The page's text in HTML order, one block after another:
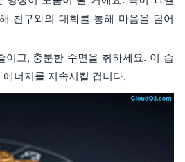
친구와의 대화를 통해 마음을 털어
고, 충분한 수면을 취하세요. 이 습
에너지를 지속시킬 겁니다.